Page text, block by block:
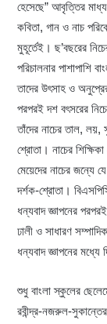
হেসেছে” আবৃত্তির
কবিতা, গান ও নাচ
মুহূর্তেই। ছ’বছরের
পরিচালনার পাশাপাশি
তাদের উৎসাহ ও
পরপরই দশ বৎসরের
তাঁদের নাচের তাল, লয়,
শ্রোতা। নাচের
মেয়েদের নাচের জন্যে
দর্শক-শ্রোতা।
ধন্যবাদ জ্ঞাপনের
ঢালী ও সাধারণ
ধন্যবাদ জ্ঞাপনের মধ্যে
শুধু বাংলা স্কুলের
রবীন্দ্র-নজরুল-